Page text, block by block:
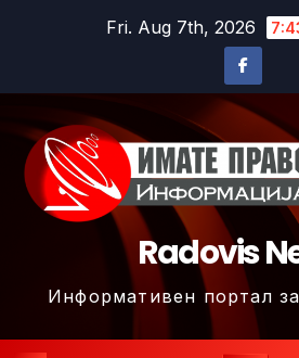
Fri. Aug 7th, 2026
Radovis
Информативен портал